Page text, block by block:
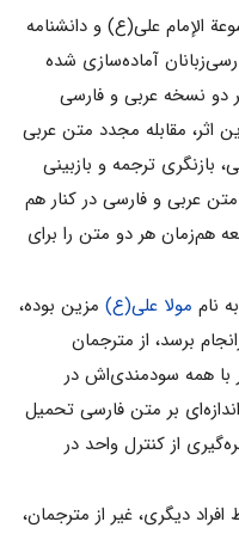
الإمام علی(ع) و دانشنامه
آماده‌سازى شده
دو نسخه عربى و فارسى
اثر، مقابله مجدد متن عربى
بازنگرى ترجمه و بازبینى
عربى و فارسى در کنار هم
هم‌زمان هر دو متن را براى
نام مولا على(ع)مزین بوده،
برسد، از مترجمان
با همه سودمندى‌اش در
بر متن فارسى تحمیل
از کنترل واحد در
دیگرى، غیر از مترجمان،